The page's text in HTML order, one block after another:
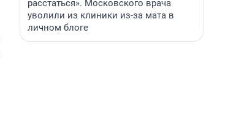
расстаться». Московского врача
уволили из клиники из-за мата в
личном блоге